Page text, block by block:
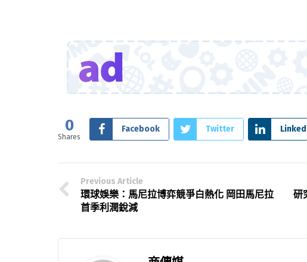
0
Shares
Facebook Twitter
Previous Article
環球娛樂：馬尼拉博弈競爭白熱化 岡田馬尼拉
首季利潤銳減
研